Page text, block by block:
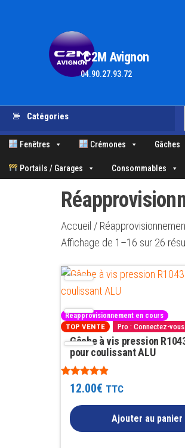
Aller
contenu
.C2M Avignon
04.90.27.93.72
Fenêtres Crémones Gâches
Portails / Garages Consommables
Catégories
Accueil /
Affichage de 1–16 sur 26
Réapprovisionnement en cours
TOP VENTE Pro : Connectez-vous
Gâche à vis pression
pour coulissant ALU
Note
4.7312.00€ TTC
Ajouter au panier